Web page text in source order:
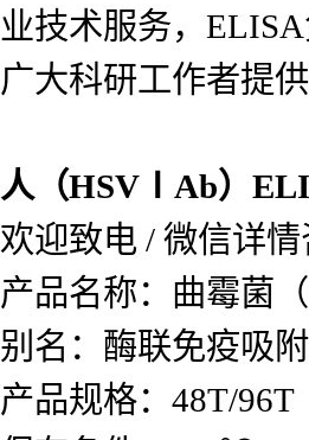
应用
是否进口
广州奥瑞达生物（
业技术服务，
广大科研工作者提
人（HSVⅠAb）